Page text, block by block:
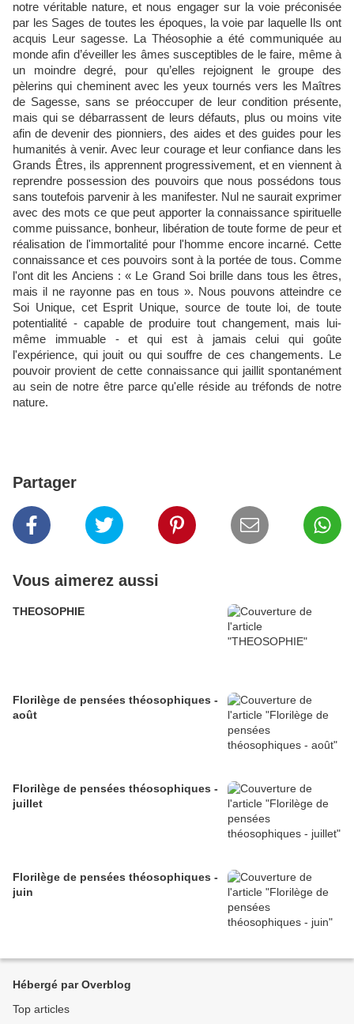
notre véritable nature, et nous engager sur la voie préconisée
par les Sages de toutes les époques, la voie par laquelle Ils ont
acquis Leur sagesse. La Théosophie a été communiquée au
monde afin d’éveiller les âmes susceptibles de le faire, même à
un moindre degré, pour qu’elles rejoignent le groupe des
pèlerins qui cheminent avec les yeux tournés vers les Maîtres
de Sagesse, sans se préoccuper de leur condition présente,
mais qui se débarrassent de leurs défauts, plus ou moins vite
afin de devenir des pionniers, des aides et des guides pour les
humanités à venir. Avec leur courage et leur confiance dans les
Grands Êtres, ils apprennent progressivement, et en viennent à
reprendre possession des pouvoirs que nous possédons tous
sans toutefois parvenir à les manifester. Nul ne saurait exprimer
avec des mots ce que peut apporter la connaissance spirituelle
comme puissance, bonheur, libération de toute forme de peur et
réalisation de l'immortalité pour l'homme encore incarné. Cette
connaissance et ces pouvoirs sont à la portée de tous. Comme
l'ont dit les Anciens : « Le Grand Soi brille dans tous les êtres,
mais il ne rayonne pas en tous ». Nous pouvons atteindre ce
Soi Unique, cet Esprit Unique, source de toute loi, de toute
potentialité - capable de produire tout changement, mais lui-
même immuable - et qui est à jamais celui qui goûte
l'expérience, qui jouit ou qui souffre de ces changements. Le
pouvoir provient de cette connaissance qui jaillit spontanément
au sein de notre être parce qu'elle réside au tréfonds de notre
nature.
Partager
Vous aimerez aussi
THEOSOPHIE
Florilège de pensées théosophiques -
août
Florilège de pensées théosophiques -
juillet
Florilège de pensées théosophiques -
juin
Hébergé par Overblog
Top articles